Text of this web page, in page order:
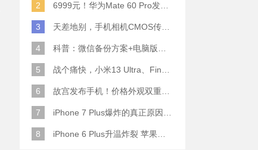
2
6999元！华为Mate 60 Pro发布：麒麟9000S+卫星通话 (附初步跑分)
3 天差地别，手机相机CMOS传感器实际面积对比
4 科普：微信备份方案+电脑版丢失数据恢复指南
5 战个痛快，小米13 Ultra、Find X6 Pro、vivo X90 Pro+、小米12SU拍照横评
6 故宫发布手机！价格外观双重逆天！
7 iPhone 7 Plus爆炸的真正原因原来是这样
8 iPhone 6 Plus升温炸裂 苹果赔了一部全新的